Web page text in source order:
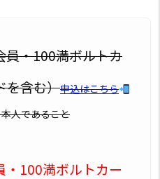
・100満ボルトカ
を含む）申込はこちら
人であること
100満ボルトカー